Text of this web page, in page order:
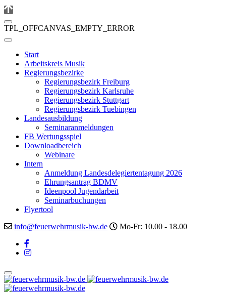
TPL_OFFCANVAS_EMPTY_ERROR
Start
Arbeitskreis Musik
Regierungsbezirke
Regierungsbezirk Freiburg
Regierungsbezirk Karlsruhe
Regierungsbezirk Stuttgart
Regierungsbezirk Tuebingen
Landesausbildung
Seminaranmeldungen
FB Wertungsspiel
Downloadbereich
Webinare
Intern
Anmeldung Landesdelegiertentagung 2026
Ehrungsantrag BDMV
Ideenpool Jugendarbeit
Seminarbuchungen
Flyertool
info@feuerwehrmusik-bw.de
Mo-Fr: 10.00 - 18.00